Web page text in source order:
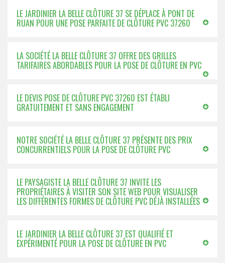
LE JARDINIER LA BELLE CLÔTURE 37 SE DÉPLACE À PONT DE
RUAN POUR UNE POSE PARFAITE DE CLÔTURE PVC 37260
LA SOCIÉTÉ LA BELLE CLÔTURE 37 OFFRE DES GRILLES
TARIFAIRES ABORDABLES POUR LA POSE DE CLÔTURE EN PVC
LE DEVIS POSE DE CLÔTURE PVC 37260 EST ÉTABLI
GRATUITEMENT ET SANS ENGAGEMENT
NOTRE SOCIÉTÉ LA BELLE CLÔTURE 37 PRÉSENTE DES PRIX
CONCURRENTIELS POUR LA POSE DE CLÔTURE PVC
LE PAYSAGISTE LA BELLE CLÔTURE 37 INVITE LES
PROPRIÉTAIRES À VISITER SON SITE WEB POUR VISUALISER
LES DIFFÉRENTES FORMES DE CLÔTURE PVC DÉJÀ INSTALLÉES
LE JARDINIER LA BELLE CLÔTURE 37 EST QUALIFIÉ ET
EXPÉRIMENTÉ POUR LA POSE DE CLÔTURE EN PVC